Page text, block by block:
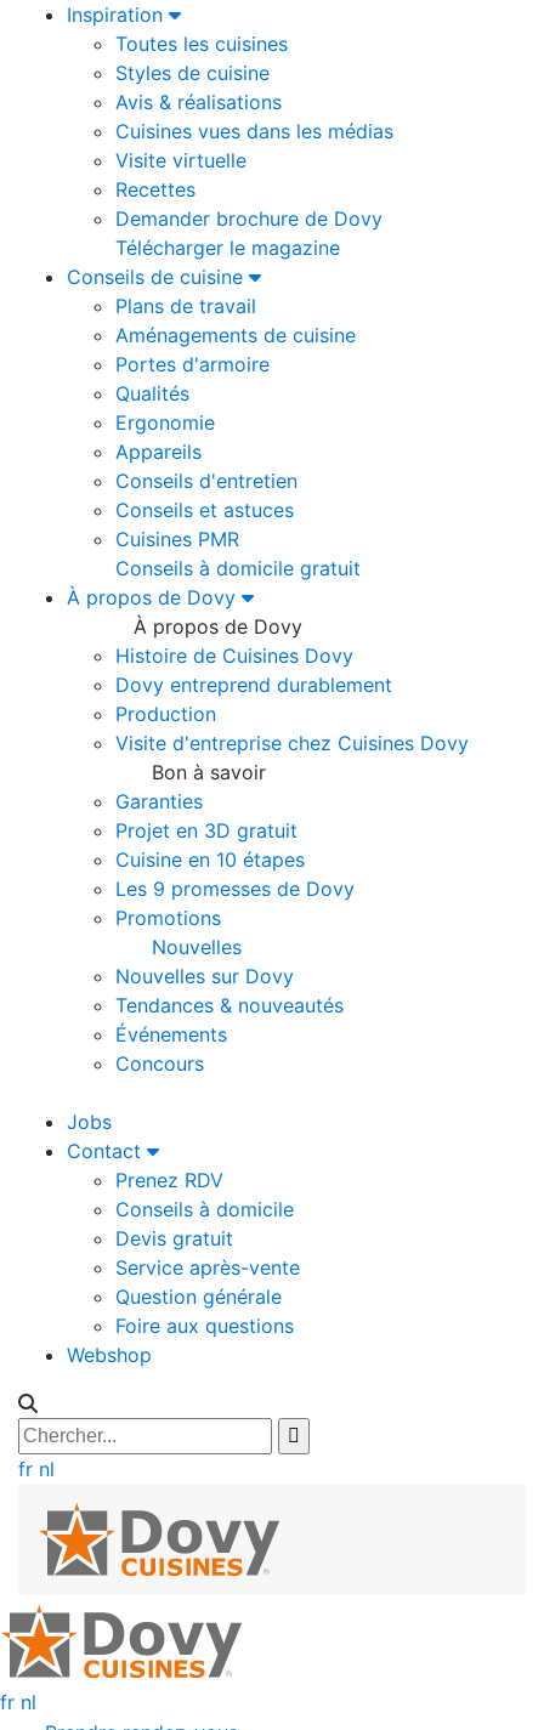
Inspiration
Toutes les cuisines
Styles de cuisine
Avis & réalisations
Cuisines vues dans les médias
Visite virtuelle
Recettes
Demander brochure de Dovy
Télécharger le magazine
Conseils de cuisine
Plans de travail
Aménagements de cuisine
Portes d'armoire
Qualités
Ergonomie
Appareils
Conseils d'entretien
Conseils et astuces
Cuisines PMR
Conseils à domicile gratuit
À propos de Dovy
À propos de Dovy
Histoire de Cuisines Dovy
Dovy entreprend durablement
Production
Visite d'entreprise chez Cuisines Dovy
Bon à savoir
Garanties
Projet en 3D gratuit
Cuisine en 10 étapes
Les 9 promesses de Dovy
Promotions
Nouvelles
Nouvelles sur Dovy
Tendances & nouveautés
Événements
Concours
Jobs
Contact
Prenez RDV
Conseils à domicile
Devis gratuit
Service après-vente
Question générale
Foire aux questions
Webshop
fr nl
fr nl